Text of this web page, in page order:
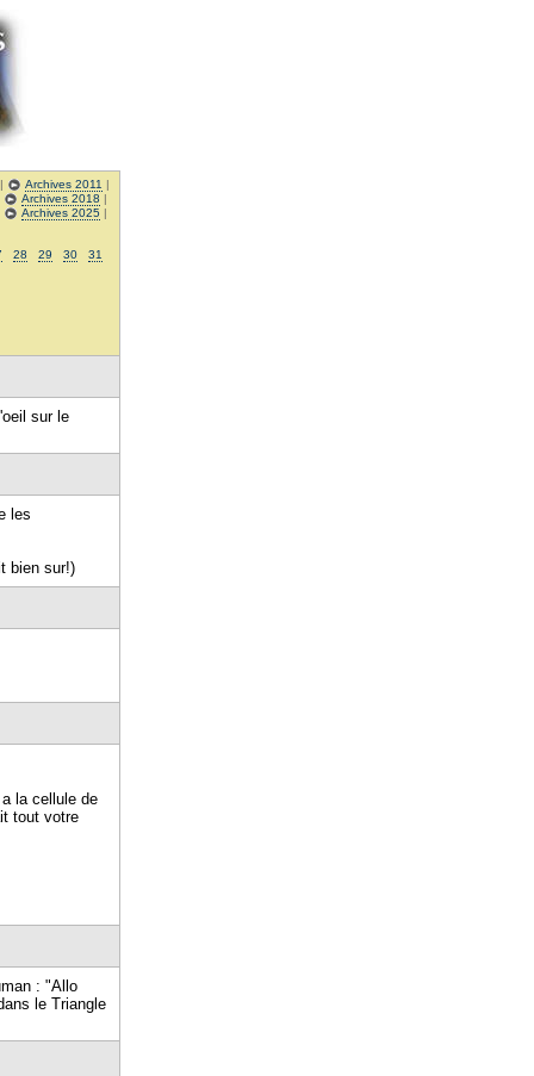
| Archives 2011 |
Archives 2018 |
Archives 2025|
28 29 30
31
sur le
les
bien sur!)
la cellule de
tout votre
: "Allo
le Triangle